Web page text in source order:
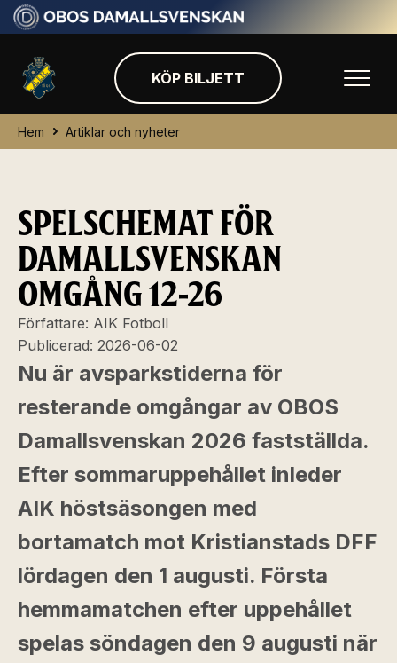
KÖP BILJETT
Hem Artiklar och nyheter
SPELSCHEMAT FÖR
DAMALLSVENSKAN
OMGÅNG 12-26
Författare: AIK Fotboll
Publicerad: 2026-06-02
Nu är avsparkstiderna för
resterande omgångar av OBOS
Damallsvenskan 2026 fastställda.
Efter sommaruppehållet inleder
AIK höstsäsongen med
bortamatch mot Kristianstads DFF
lördagen den 1 augusti. Första
hemmamatchen efter uppehållet
spelas söndagen den 9 augusti när